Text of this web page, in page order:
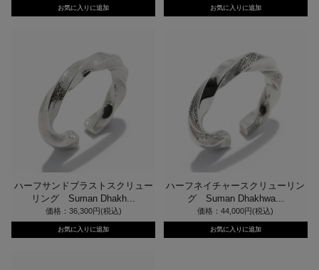
ハーフサンドブラストスクリュー
リング Suman Dhakh...
価格：36,300円(税込)
ハーフネイチャースクリューリン
グ Suman Dhakhwa...
価格：44,000円(税込)